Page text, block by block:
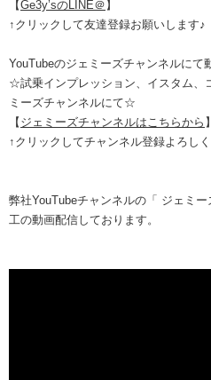
【Ge3y’sのLINE＠ 】
↑クリックして友達登録お願いします♪
YouTubeのジェミーズチャンネルにて
☆試乗インプレッション、イスタム、
ミーズチャンネルにて☆
【 ジェミーズチャンネルはこちらから 】
↑クリックしてチャンネル登録よろし
弊社YouTubeチャンネルの「 ジェミ
工の動画配信しております。